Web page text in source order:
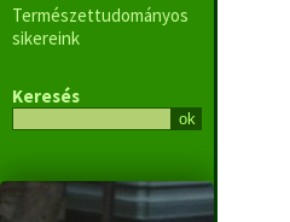
Természettudományos
sikereink
Keresés